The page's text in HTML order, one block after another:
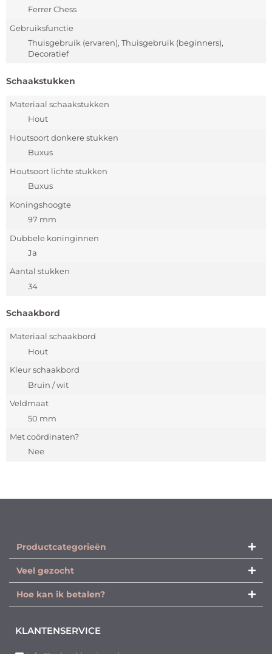
Ferrer Chess
Gebruiksfunctie
Thuisgebruik (ervaren), Thuisgebruik (beginners),
Decoratief
Schaakstukken
Materiaal schaakstukken
Hout
Houtsoort donkere stukken
Buxus
Houtsoort lichte stukken
Buxus
Koningshoogte
97 mm
Dubbele koninginnen
Ja
Aantal stukken
34
Schaakbord
Materiaal schaakbord
Hout
Kleur schaakbord
Bruin / wit
Veldmaat
50 mm
Met coördinaten?
Nee
Productcategorieën​
Veel gezocht
Hoe kan ik betalen?
KLANTENSERVICE